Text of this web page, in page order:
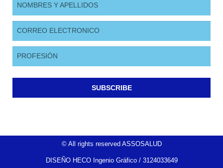
SUBSCRIBE
© All rights reserved ASSOSALUD
DISEÑO HECO Ingenio Gráfico / 3124033649